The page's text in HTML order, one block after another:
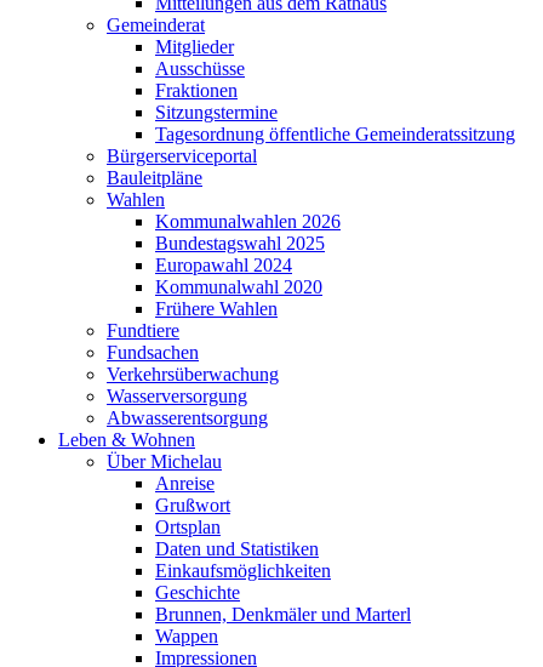
Gemeinderat
Mitglieder
Ausschüsse
Fraktionen
Sitzungstermine
Tagesordnung öffentliche Gemeinderatssitzung
Bürgerserviceportal
Bauleitpläne
Wahlen
Kommunalwahlen 2026
Bundestagswahl 2025
Europawahl 2024
Kommunalwahl 2020
Frühere Wahlen
Fundtiere
Fundsachen
Verkehrsüberwachung
Wasserversorgung
Abwasserentsorgung
Leben & Wohnen
Über Michelau
Anreise
Grußwort
Ortsplan
Daten und Statistiken
Einkaufsmöglichkeiten
Geschichte
Brunnen, Denkmäler und Marterl
Wappen
Impressionen